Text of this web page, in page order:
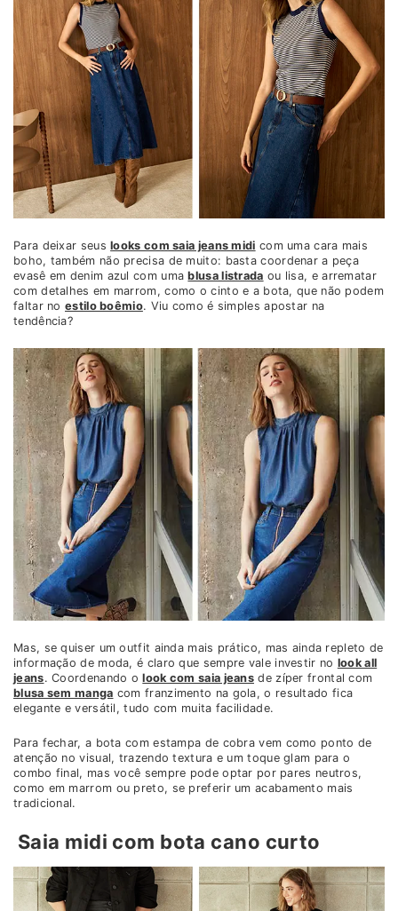
Para deixar seuslooks com saia jeans midi com uma cara mais
boho, também não precisa de muito: basta coordenar a peça
evasê em denim azul com umablusa listrada ou lisa, e arrematar
com detalhes em marrom, como o cinto e a bota, que não podem
faltar no estilo boêmio. Viu como é simples apostar na
tendência?
Mas, se quiser um outfit ainda mais prático, mas ainda repleto de
informação de moda, é claro que sempre vale investir no look all
jeans. Coordenando olook com saia jeans de zíper frontal com
blusa sem manga com franzimento na gola, o resultado fica
elegante e versátil, tudo com muita facilidade.
Para fechar, a bota com estampa de cobra vem como ponto de
atenção no visual, trazendo textura e um toque glam para o
combo final, mas você sempre pode optar por pares neutros,
como em marrom ou preto, se preferir um acabamento mais
tradicional.
Saia midi com bota cano curto